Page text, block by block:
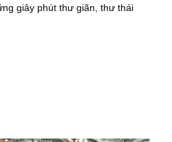
giây phút thư giãn, thư thái